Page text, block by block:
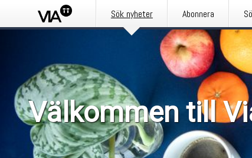
Sök nyheter Abonnera
Välkommen till